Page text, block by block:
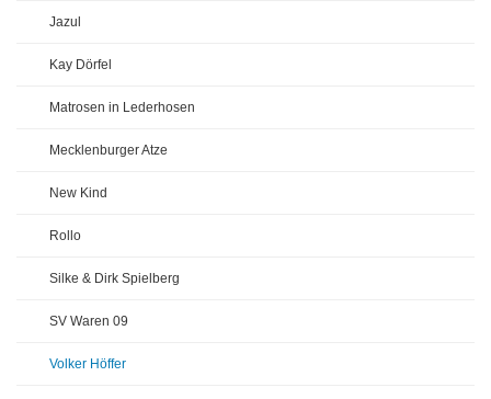
Jazul
Kay Dörfel
Matrosen in Lederhosen
Mecklenburger Atze
New Kind
Rollo
Silke & Dirk Spielberg
SV Waren 09
Volker Höffer